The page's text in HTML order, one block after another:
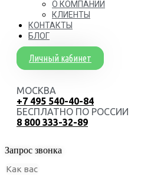
О КОМПАНИИ
КЛИЕНТЫ
КОНТАКТЫ
БЛОГ
Личный кабинет
МОСКВА
+7 495 540-40-84
БЕСПЛАТНО ПО РОССИИ
8 800 333-32-89
Запрос звонка